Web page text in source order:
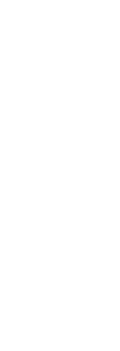
sinh viên không